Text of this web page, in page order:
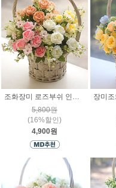
조화장미 로즈부쉬 인조꽃 인테리어 플라워 장식
5,800원
(16%할인)
4,900원